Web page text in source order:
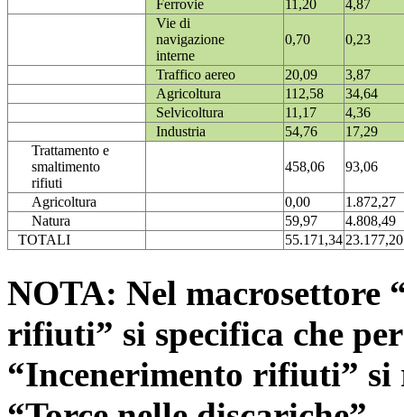
Ferrovie 11,20
4,87
Vie di
navigazione
interne
0,70 0,23
Traffico aereo 20,09
3,87
Agricoltura
112,58
34,64
Selvicoltura
11,17
4,36
Industria
54,76
17,29
Trattamento e
smaltimento
rifiuti
458,06 93,06
Agricoltura 0,00
1.872,27
Natura
59,97
4.808,49
TOTALI
55.171,3423.177,20
NOTA: Nel macrosettore
rifiuti” si specifica che
“Incenerimento rifiuti”